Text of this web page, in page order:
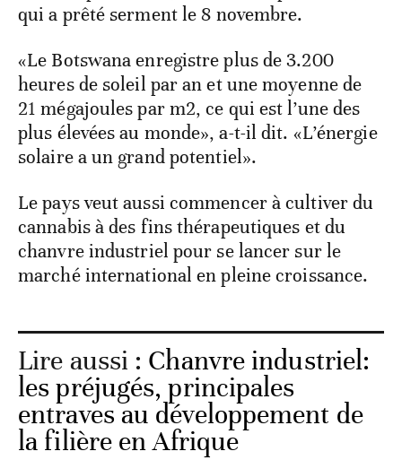
qui a prêté serment le 8 novembre.
«Le Botswana enregistre plus de 3.200
heures de soleil par an et une moyenne de
21 mégajoules par m2, ce qui est l’une des
plus élevées au monde», a-t-il dit. «L’énergie
solaire a un grand potentiel».
Le pays veut aussi commencer à cultiver du
cannabis à des fins thérapeutiques et du
chanvre industriel pour se lancer sur le
marché international en pleine croissance.
Lire aussi : Chanvre industriel:
les préjugés, principales
entraves au développement de
la filière en Afrique